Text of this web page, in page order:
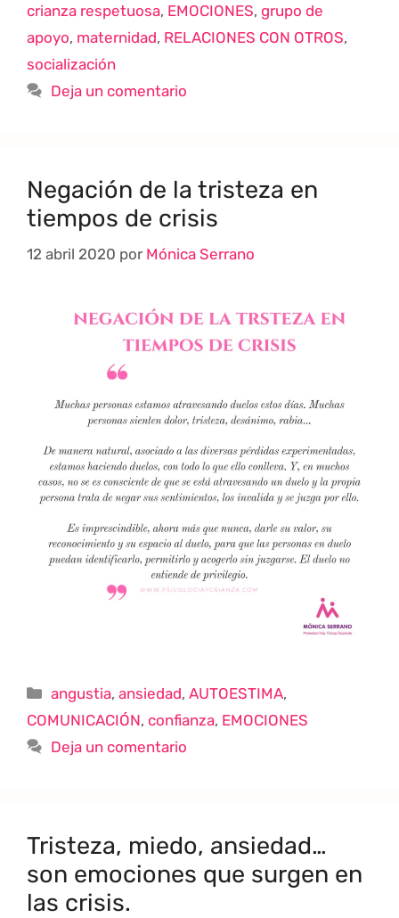
crianza respetuosa, EMOCIONES, grupo de
apoyo, maternidad, RELACIONES CON OTROS,
socialización
Deja un comentario
Negación de la tristeza en
tiempos de crisis
12 abril 2020 por Mónica Serrano
angustia,ansiedad,AUTOESTIMA,
COMUNICACIÓN, confianza, EMOCIONES
Deja un comentario
Tristeza, miedo, ansiedad…
son emociones que surgen en
las crisis.